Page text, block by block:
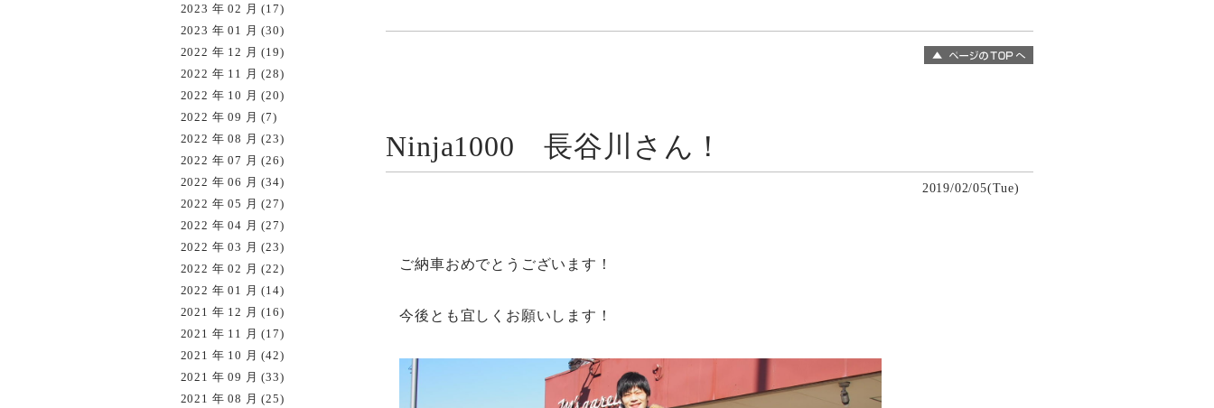
Ninja1000 長谷川さん！
2019/02/05(Tue)
ご納車おめでとうございます！
今後とも宜しくお願いします！
2023 年 02 月 (17)
2023 年 01 月 (30)
2022 年 12 月 (19)
2022 年 11 月 (28)
2022 年 10 月 (20)
2022 年 09 月 (7)
2022 年 08 月 (23)
2022 年 07 月 (26)
2022 年 06 月 (34)
2022 年 05 月 (27)
2022 年 04 月 (27)
2022 年 03 月 (23)
2022 年 02 月 (22)
2022 年 01 月 (14)
2021 年 12 月 (16)
2021 年 11 月 (17)
2021 年 10 月 (42)
2021 年 09 月 (33)
2021 年 08 月 (25)